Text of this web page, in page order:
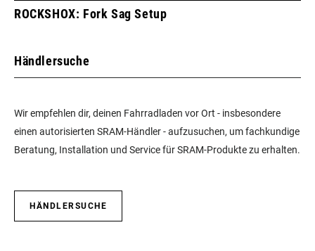
ROCKSHOX: Fork Sag Setup
Händlersuche
Wir empfehlen dir, deinen Fahrradladen vor Ort - insbesondere
einen autorisierten SRAM-Händler - aufzusuchen, um fachkundige
Beratung, Installation und Service für SRAM-Produkte zu erhalten.
HÄNDLERSUCHE